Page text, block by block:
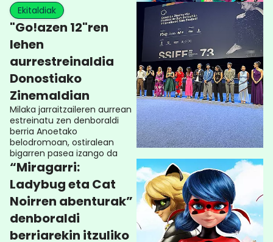
Ekitaldiak
"Go!azen 12"ren
lehen
aurrestreinaldia
Donostiako
Zinemaldian
Milaka jarraitzaileren aurrean
estreinatu zen denboraldi
berria Anoetako
belodromoan, ostiralean
bigarren pasea izango da
“Miragarri:
Ladybug eta Cat
Noirren abenturak”
denboraldi
berriarekin itzuliko